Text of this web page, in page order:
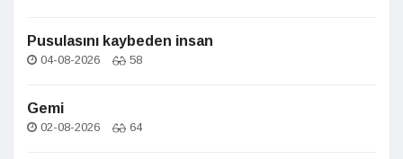
Pusulasını kaybeden insan
04-08-2026 58
Gemi
02-08-2026 64